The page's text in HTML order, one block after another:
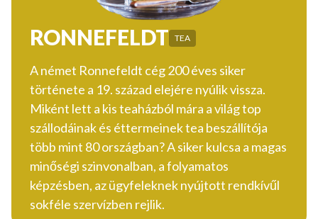
RONNEFELDT TEA
A német Ronnefeldt cég 200 éves siker
története a 19. század elejére nyúlik vissza.
Miként lett a kis teaházból mára a világ top
szállodáinak és éttermeinek tea beszállítója
több mint 80 országban? A siker kulcsa a magas
minőségi szinvonalban, a folyamatos
képzésben, az ügyfeleknek nyújtott rendkívűl
sokféle szervízben rejlik.